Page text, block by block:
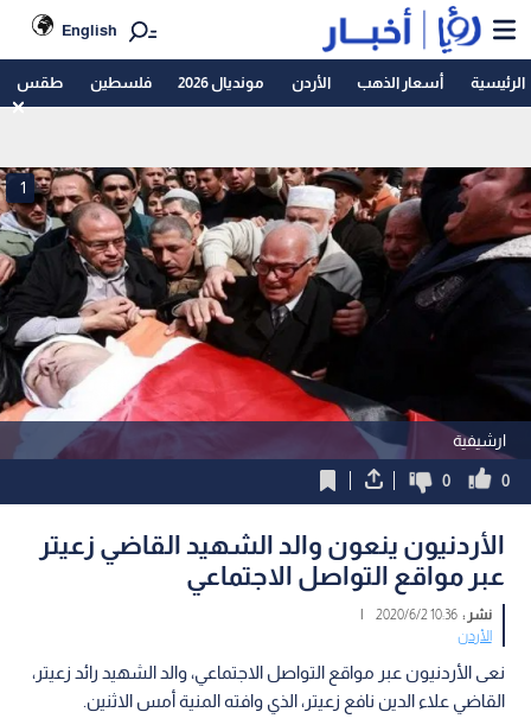
English
الرئيسية أسعار الذهب الأردن مونديال 2026 فلسطين طقس
ارشيفية
1
0
0
الأردنيون ينعون والد الشهيد القاضي زعيتر
عبر مواقع التواصل الاجتماعي
نشر :10:36 2020/6/2
|
الأردن
نعى الأردنيون عبر مواقع التواصل الاجتماعي، والد الشهيد رائد زعيتر،
القاضي علاء الدين نافع زعيتر، الذي وافته المنية أمس الاثنين.